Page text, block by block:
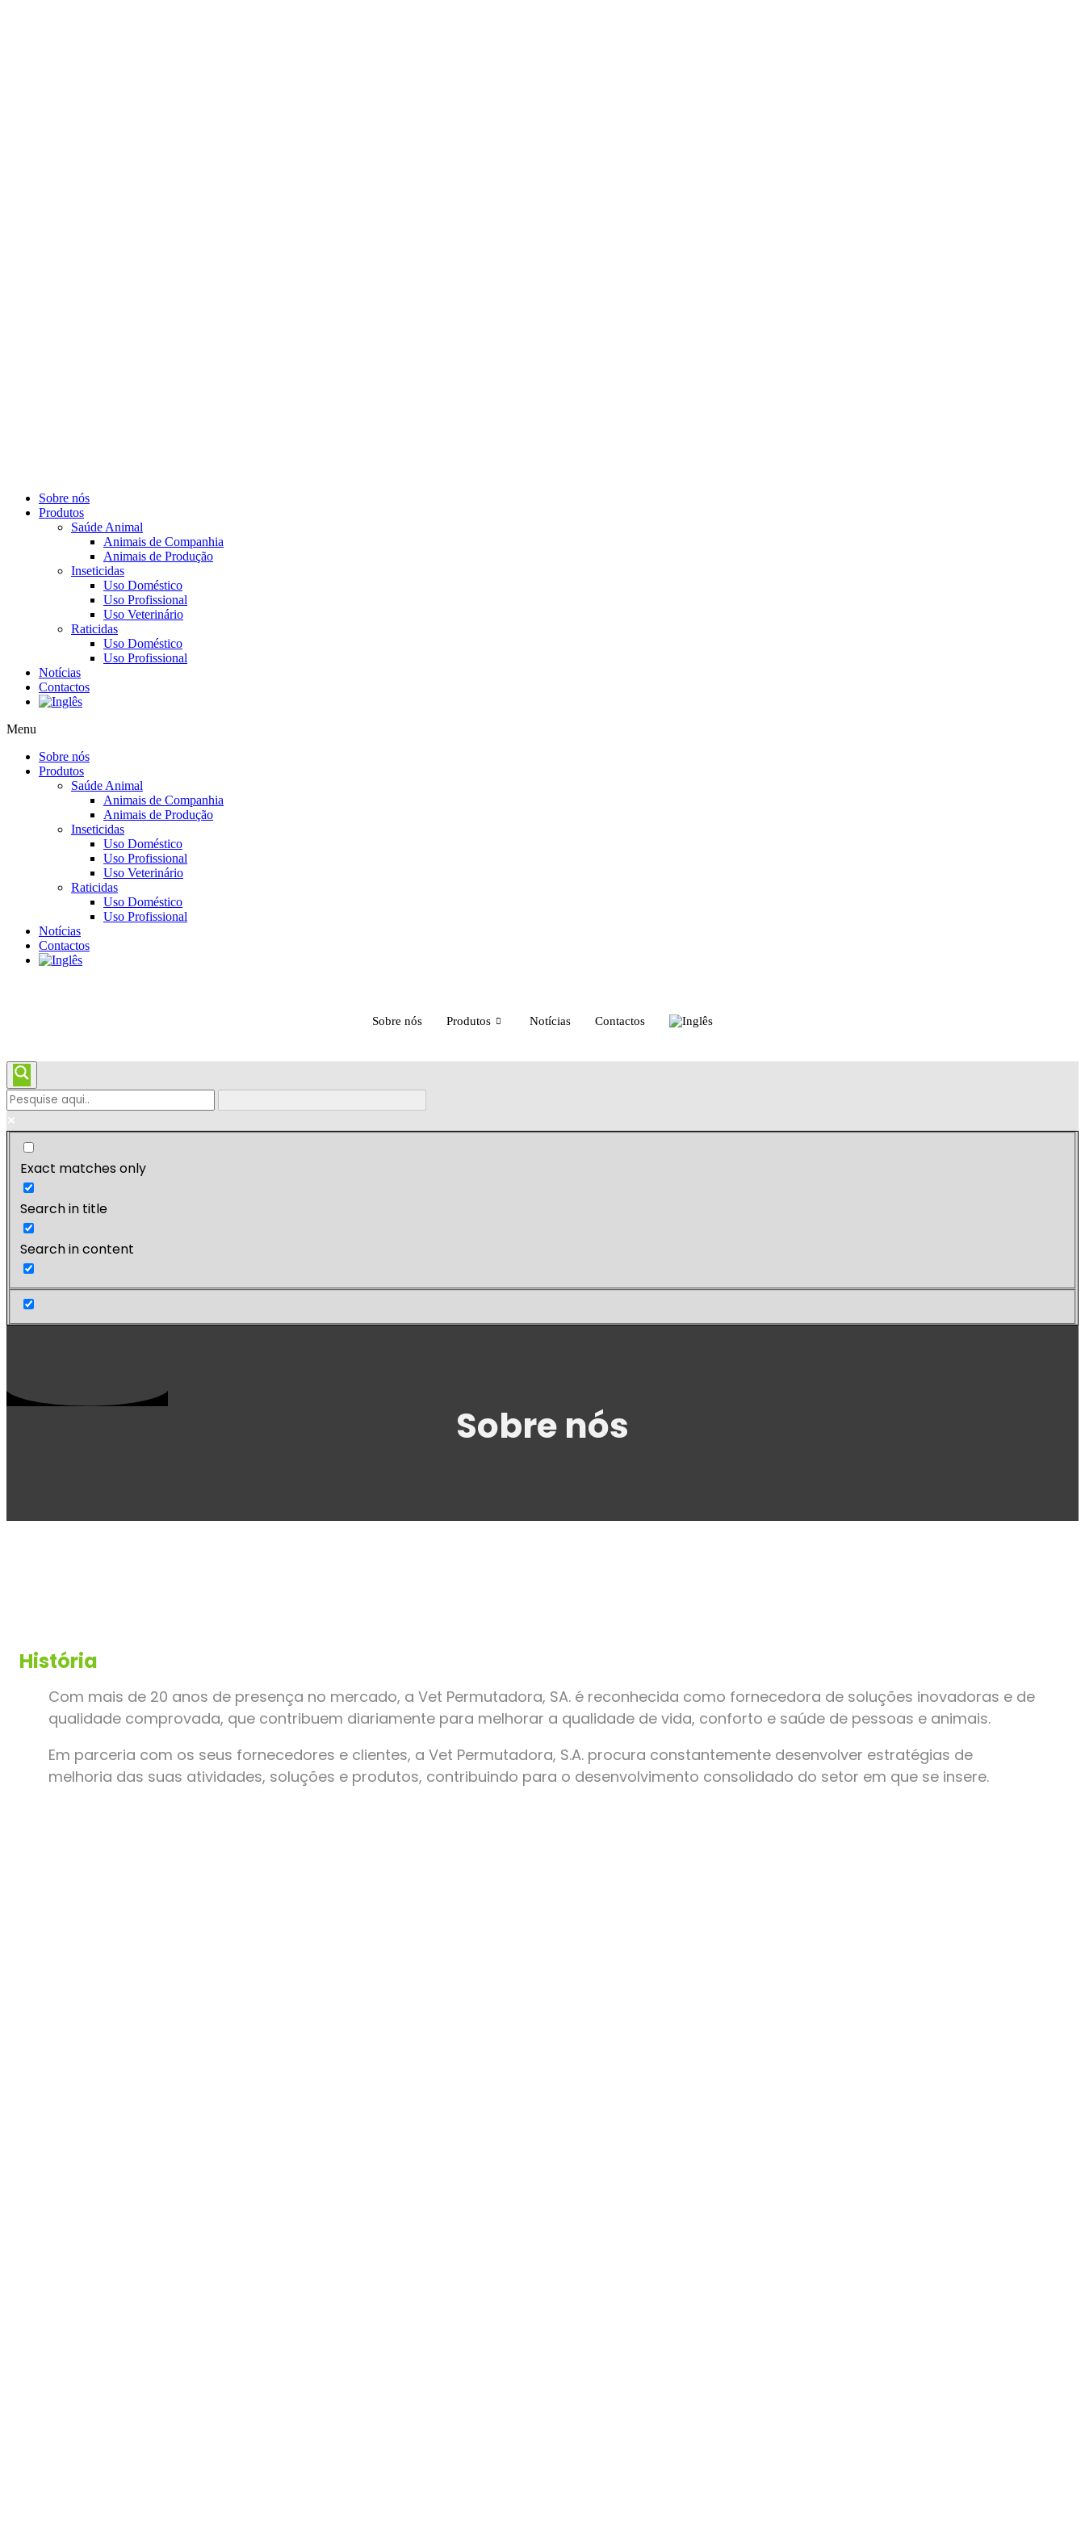
Sobre nós
Produtos
Saúde Animal
Animais de Companhia
Animais de Produção
Inseticidas
Uso Doméstico
Uso Profissional
Uso Veterinário
Raticidas
Uso Doméstico
Uso Profissional
Notícias
Contactos
Menu
Sobre nós
Produtos
Saúde Animal
Animais de Companhia
Animais de Produção
Inseticidas
Uso Doméstico
Uso Profissional
Uso Veterinário
Raticidas
Uso Doméstico
Uso Profissional
Notícias
Contactos
Sobre nós Produtos Notícias Contactos
Exact matches only
Search in title
Search in content
Sobre nós
História
Com mais de 20 anos de presença no mercado, a Vet Permutadora, SA. é reconhecida como fornecedora de soluções inovadoras e de
qualidade comprovada, que contribuem diariamente para melhorar a qualidade de vida, conforto e saúde de pessoas e animais.
Em parceria com os seus fornecedores e clientes, a Vet Permutadora, S.A. procura constantemente desenvolver estratégias de
melhoria das suas atividades, soluções e produtos, contribuindo para o desenvolvimento consolidado do setor em que se insere.